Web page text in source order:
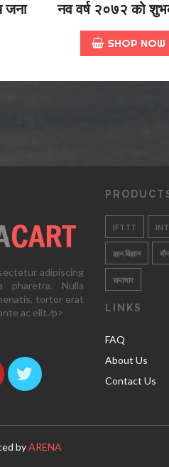
जना
नव वर्ष २०७२ को
SHOP NOW
adipiscing
pharetra. Nulla
tortor erat
ac elit./p>
IFTTT
ज्ञान बिज्ञान
समाचार
LINKS
FAQ
About Us
Contact Us
byARENA